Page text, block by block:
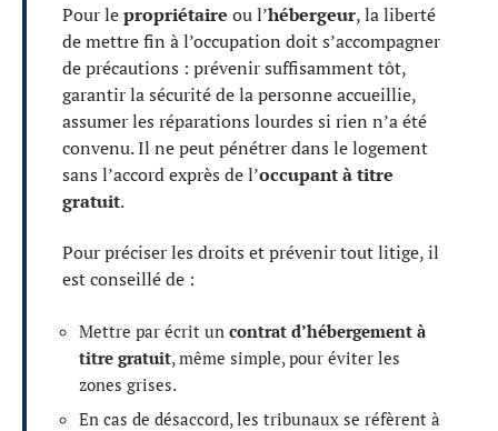
Pour lepropriétaire ou l’hébergeur, la liberté
de mettre fin à l’occupation doit s’accompagner
de précautions : prévenir suffisamment tôt,
garantir la sécurité de la personne accueillie,
assumer les réparations lourdes si rien n’a été
convenu. Il ne peut pénétrer dans le logement
sans l’accord exprès de l’occupant à titre
gratuit.
Pour préciser les droits et prévenir tout litige, il
est conseillé de :
Mettre par écrit un contrat d’hébergement à
titre gratuit, même simple, pour éviter les
zones grises.
En cas de désaccord, les tribunaux se réfèrent à